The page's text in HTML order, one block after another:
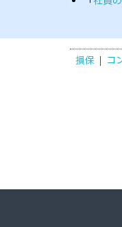
損保 コ